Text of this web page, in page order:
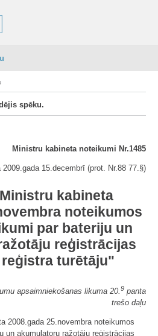
spēku.
Ministru kabineta noteikumi Nr.1485
2009.gada 15.decembrī (prot. Nr.88 77.§)
kabineta
noteikumos
par bateriju un
reģistrācijas
turētāju"
apsaimniekošanas likuma 20.9 panta
trešo daļu
2008.gada 25.novembra noteikumos
un akumulatoru ražotāju reģistrācijas